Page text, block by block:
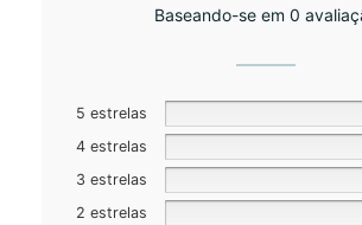
Baseando-se em 0
5 estrelas
4 estrelas
3 estrelas
2 estrelas